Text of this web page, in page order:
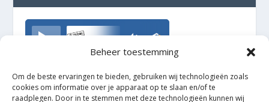
Beheer toestemming
Om de beste ervaringen te bieden, gebruiken wij technologieën zoals
cookies om informatie over je apparaat op te slaan en/of te
raadplegen. Door in te stemmen met deze technologieën kunnen wij
TrudoFM